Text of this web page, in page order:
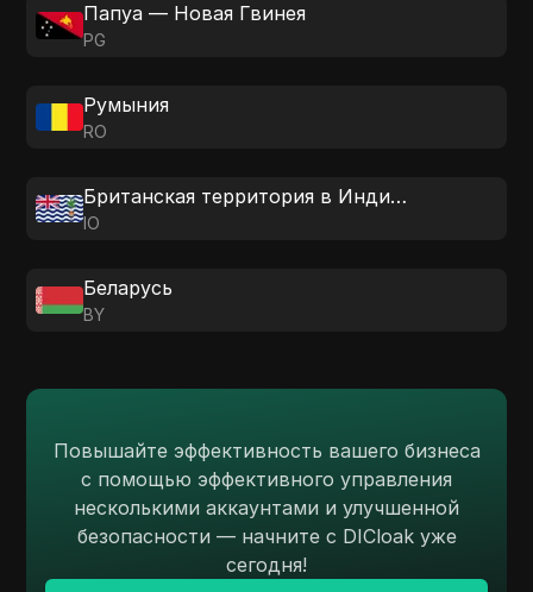
Папуа — Новая Гвинея
PG
Румыния
RO
Британская территория в Индийском океане
IO
Беларусь
BY
Повышайте эффективность вашего бизнеса
с помощью эффективного управления
несколькими аккаунтами и улучшенной
безопасности — начните с DICloak уже
сегодня!